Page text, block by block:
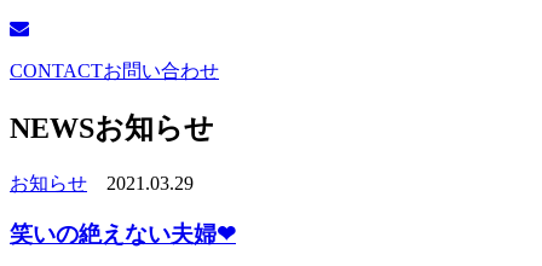
CONTACTお問い合わせ
NEWSお知らせ
お知らせ 2021.03.29
笑いの絶えない夫婦❤︎